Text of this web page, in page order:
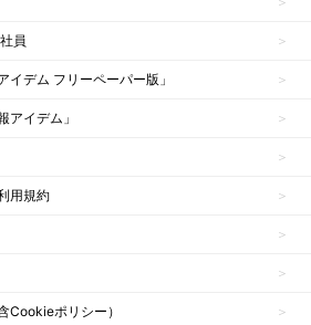
員
デム フリーペーパー版」
アイデム」
用規約
Cookieポリシー）